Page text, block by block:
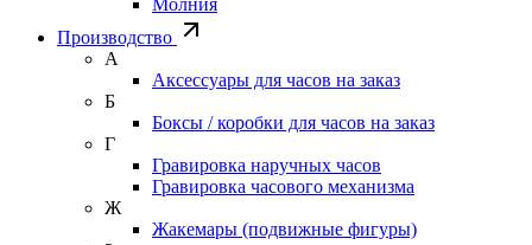
Молния
Производство
А
Аксессуары для часов на заказ
Б
Боксы / коробки для часов на заказ
Г
Гравировка наручных часов
Гравировка часового механизма
Ж
Жакемары (подвижные фигуры)